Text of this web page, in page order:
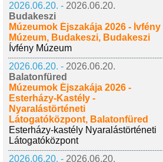
2026.06.20. - 2026.06.20.
Budakeszi
Múzeumok Éjszakája 2026 - Ívfény
Múzeum, Budakeszi, Budakeszi
Ívfény Múzeum
2026.06.20. - 2026.06.20.
Balatonfüred
Múzeumok Éjszakája 2026 -
Esterházy-Kastély -
Nyaralástörténeti
Látogatóközpont, Balatonfüred
Esterházy-kastély Nyaralástörténeti
Látogatóközpont
2026.06.20. - 2026.06.20.